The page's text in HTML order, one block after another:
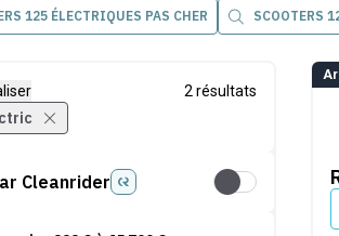
125 ÉLECTRIQUES PAS CHER SCOOTERS
2 résultats
Cleanrider Testé par